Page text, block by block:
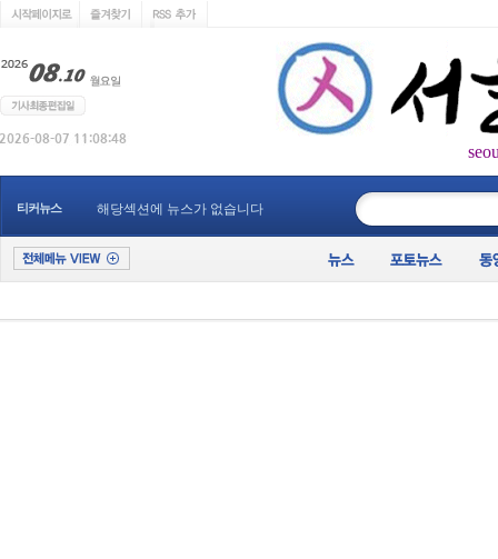
티커뉴스 해당섹션에 뉴스가 없습니다